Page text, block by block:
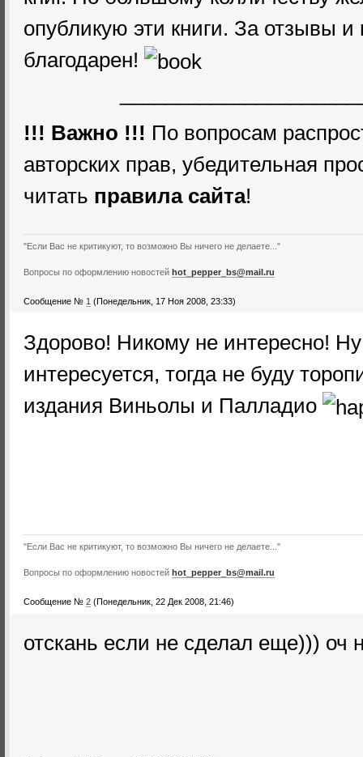
опубликую эти книги. За отзывы
благодарен!
!!! Важно !!! По вопросам
авторских прав, убедительная
читать правила сайта!
"Если Вас не критикуют, то возможно Вы ничего не делаете..."
Вопросы по оформлению новостей hot_pepper_bs@mail.ru
Сообщение № 1 (Понедельник, 17 Ноя 2008, 23:33)
Здорово! Никому не интересно! Ну
интересуется, тогда не буду
издания Виньолы и Палладио
"Если Вас не критикуют, то возможно Вы ничего не делаете..."
Вопросы по оформлению новостей hot_pepper_bs@mail.ru
Сообщение № 2 (Понедельник, 22 Дек 2008, 21:46)
отскань если не сделал еще))) оч